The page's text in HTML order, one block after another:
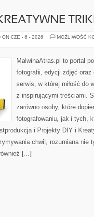
ON CZE - 6 - 2026
MOŻLIWOŚĆ
MalwinaAtras.pl to portal
fotografii, edycji zdjęć oraz
serwis, w której miłość do
z inspirującymi treściami.
zarówno osoby, które
fotografowaniu, jak i tych,
i Projekty DIY i
chwil, rozumiana nie
[…]